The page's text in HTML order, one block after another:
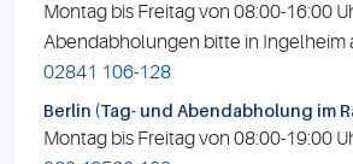
Montag bis Freitag von 08:00-16:00
Abendabholungen bitte in Ingelheim
02841 106-128
Berlin (Tag- und Abendabholung im
Montag bis Freitag von 08:00-19:00